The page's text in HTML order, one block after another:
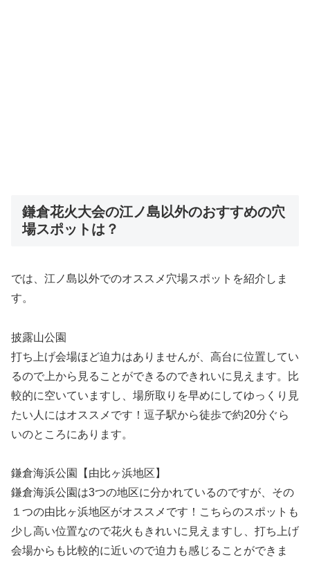
鎌倉花火大会の江ノ島以外のおすすめの穴
場スポットは？
では、江ノ島以外でのオススメ穴場スポットを紹介しま
す。
披露山公園
打ち上げ会場ほど迫力はありませんが、高台に位置してい
るので上から見ることができるのできれいに見えます。比
較的に空いていますし、場所取りを早めにしてゆっくり見
たい人にはオススメです！逗子駅から徒歩で約20分ぐら
いのところにあります。
鎌倉海浜公園【由比ヶ浜地区】
鎌倉海浜公園は3つの地区に分かれているのですが、その
１つの由比ヶ浜地区がオススメです！こちらのスポットも
少し高い位置なので花火もきれいに見えますし、打ち上げ
会場からも比較的に近いので迫力も感じることができま